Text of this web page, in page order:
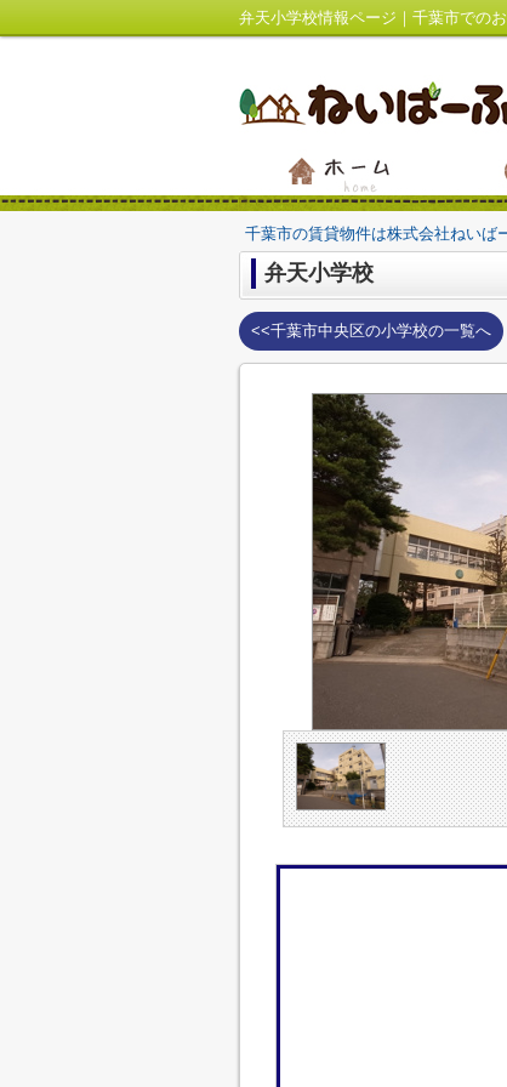
弁天小学校情報ページ｜千葉市での
千葉市の賃貸物件は株式会社ねいば
弁天小学校
<<千葉市中央区の小学校の一覧へ